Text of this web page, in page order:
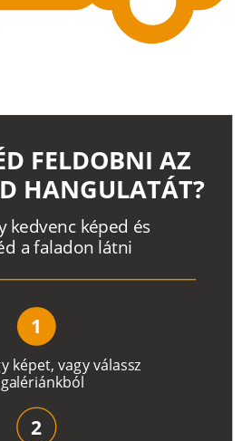
y képet, vagyválassz
galériánkból
kedvenc képed és
d a faladon látni
FELDOBNI AZ
HANGULATÁT?
1
2